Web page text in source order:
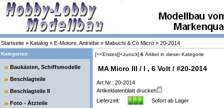
Startseite » Katalog » E-Motore, Antriebe » Mabuchi & Co Micro » 20-2014
Kategorien
Baukästen, Schiffsmodelle
Beschlagteile
Beschlagteile II
Foto - Ätzteile
[<<Erstes][<zurück] 6 Artikel in dieser Kategorie
MA Micro III / I , 6 Volt / #20-2014
Art.Nr.: 20-2014
Artikeldatenblatt drucken
Lieferzeit:
Sofort ab Lager